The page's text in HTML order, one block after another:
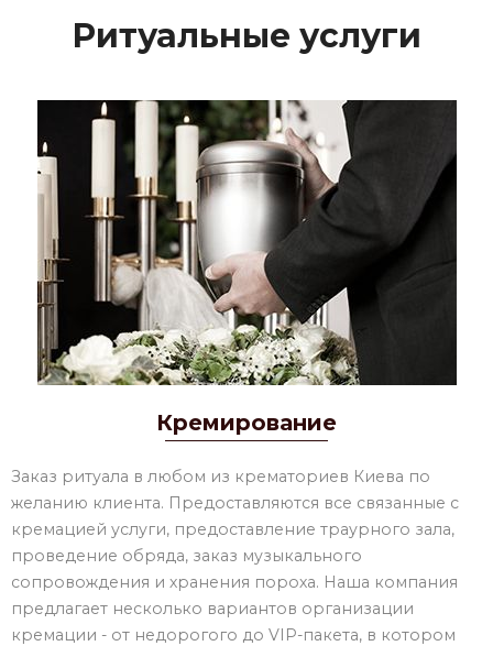
Ритуальные услуги
Кремирование
Заказ ритуала в любом из крематориев Киева по
желанию клиента. Предоставляются все связанные с
кремацией услуги, предоставление траурного зала,
проведение обряда, заказ музыкального
сопровождения и хранения пороха. Наша компания
предлагает несколько вариантов организации
кремации - от недорогого до VIP-пакета, в котором